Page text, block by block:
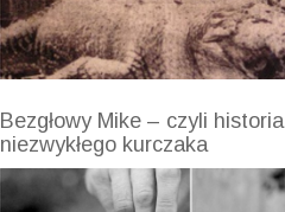
Bezgłowy Mike – czyli historia
niezwykłego kurczaka